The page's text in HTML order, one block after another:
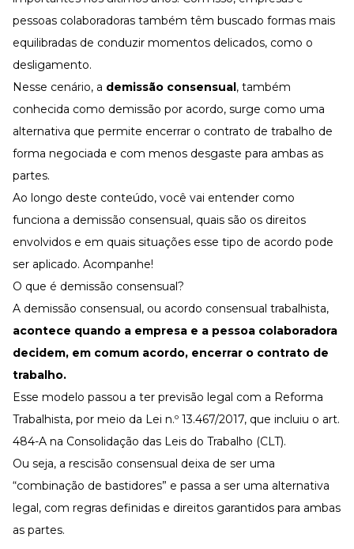
Desenvolva a sua equipe
Materiais Gratuitos
Todos os Materiais Gratuitos
Confira nossos materiais
E-book
Ferramentas e Templates
Para agilizar o seu trabalho
Infográfico
Conteúdo prático e rápido
Kits
Materiais centralizados
Lives
Newsletters
pessoas colaboradoras também têm buscado formas mais
equilibradas de conduzir momentos delicados, como o
desligamento.
Nesse cenário, a demissão consensual, também
conhecida como demissão por acordo, surge como uma
alternativa que permite encerrar o contrato de trabalho de
forma negociada e com menos desgaste para ambas as
partes.
Ao longo deste conteúdo, você vai entender como
funciona a demissão consensual, quais são os direitos
envolvidos e em quais situações esse tipo de acordo pode
ser aplicado. Acompanhe!
O que é demissão consensual?
A demissão consensual, ou acordo consensual trabalhista,
acontece quando a empresa e a pessoa colaboradora
decidem, em comum acordo, encerrar o contrato de
trabalho.
Esse modelo passou a ter previsão legal com a Reforma
Trabalhista, por meio da Lei n.º 13.467/2017, que incluiu o art.
484-A na Consolidação das Leis do Trabalho (CLT).
Ou seja, a rescisão consensual deixa de ser uma
“combinação de bastidores” e passa a ser uma alternativa
legal, com regras definidas e direitos garantidos para ambas
as partes.